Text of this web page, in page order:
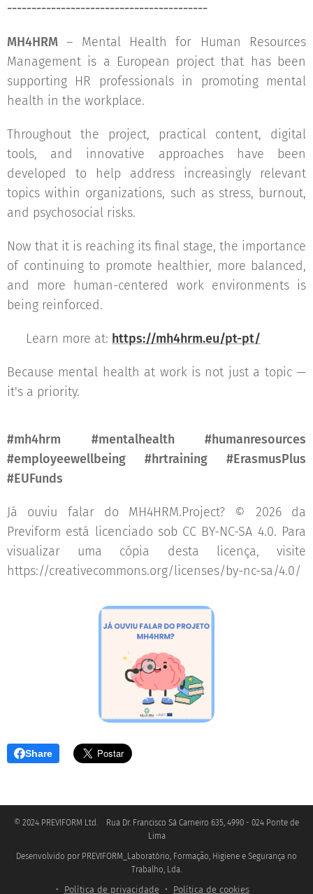
-----------------------------------------
MH4HRM– Mental Health for Human Resources
Management is a European project that has been
supporting HR professionals in promoting mental
health in the workplace.
Throughout the project, practical content, digital
tools, and innovative approaches have been
developed to help address increasingly relevant
topics within organizations, such as stress, burnout,
and psychosocial risks.
Now that it is reaching its final stage, the importance
of continuing to promote healthier, more balanced,
and more human-centered work environments is
being reinforced.
👉 Learn more at: https://mh4hrm.eu/pt-pt/
Because mental health at work is not just a topic —
it's a priority. 🌱
#mh4hrm #mentalhealth #humanresources
#employeewellbeing #hrtraining #ErasmusPlus
#EUFunds
Já ouviu falar do MH4HRM.Project? © 2026 da
Previform está licenciado sob CC BY-NC-SA 4.0. Para
visualizar uma cópia desta licença, visite
https://creativecommons.org/licenses/by-nc-sa/4.0/
Share
© 2024 PREVIFORM Ltd. Rua Dr. Francisco Sá Carneiro 635, 4990 - 024 Ponte de
Lima
Desenvolvido por PREVIFORM_Laboratório, Formação, Higiene e Segurança no
Trabalho, Lda.
Política de privacidade
Política de cookies